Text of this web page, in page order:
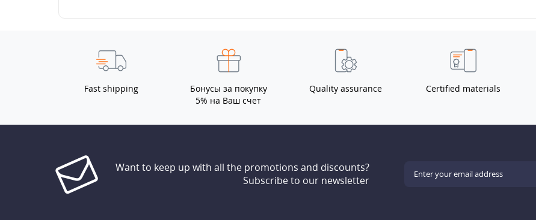
Fast shipping
Бонусы за покупку
5% на Ваш счет
Quality assurance Certified materials
Want to keep up with all the promotions and discounts?
Subscribe to our newsletter